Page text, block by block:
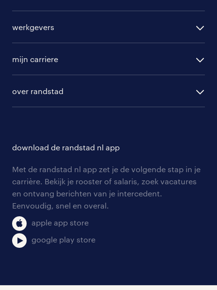
randstad professional
randstad digital
werkgevers
hr-diensten
branches
tarieven
personeel gezocht
aanmelden nieuwsbrief
mijn carriere
solliciteren
blogs en artikelen
salarischecker
bruto-netto calculator
over randstad
onze vestigingen
pers
klachten en misstanden
download de randstad nl app
Met de randstad nl app zet je de volgende stap in je
carrière. Bekijk je rooster of salaris, zoek vacatures
en ontvang berichten van je intercedent.
Eenvoudig, snel en overal.
apple app store
google play store